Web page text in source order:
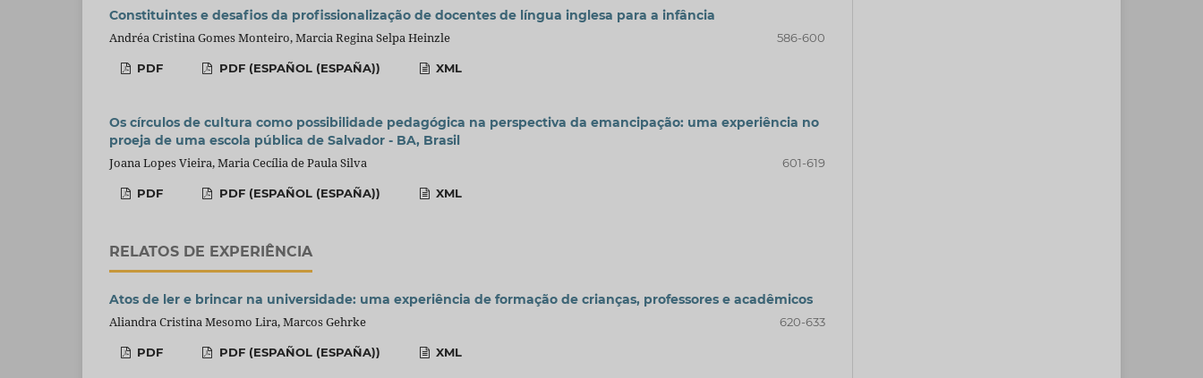
Constituintes e desafios da profissionalização de docentes de língua inglesa para a infância
Andréa Cristina Gomes Monteiro, Marcia Regina Selpa Heinzle
586-600
PDF PDF (ESPAÑOL (ESPAÑA)) XML
Os círculos de cultura como possibilidade pedagógica na perspectiva da emancipação: uma experiência no
proeja de uma escola pública de Salvador - BA, Brasil
Joana Lopes Vieira, Maria Cecília de Paula Silva
601-619
PDF PDF (ESPAÑOL (ESPAÑA)) XML
RELATOS DE EXPERIÊNCIA
Atos de ler e brincar na universidade: uma experiência de formação de crianças, professores e acadêmicos
Aliandra Cristina Mesomo Lira, Marcos Gehrke
620-633
PDF PDF (ESPAÑOL (ESPAÑA)) XML